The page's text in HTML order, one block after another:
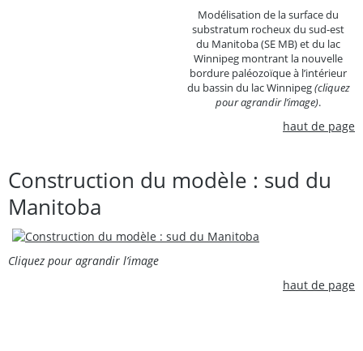
Modélisation de la surface du
substratum rocheux du sud-est
du Manitoba (SE MB) et du lac
Winnipeg montrant la nouvelle
bordure paléozoïque à l’intérieur
du bassin du lac Winnipeg(cliquez
pour agrandir l’image).
haut de page
Construction du modèle : sud du
Manitoba
Cliquez pour agrandir l’image
haut de page